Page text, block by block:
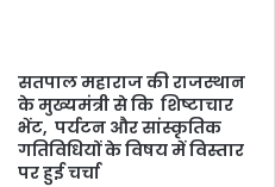
सतपाल महाराज की राजस्थान
के मुख्यमंत्री से कि शिष्टाचार
भेंट, पर्यटन और सांस्कृतिक
गतिविधियों के विषय में विस्तार
पर हुई चर्चा